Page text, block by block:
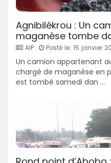
Agnibilékrou : Un
maganèse tombe
AIP Posté le: 15 janvier
Un camion appartenant
chargé de maganèse en
est tombé samedi dan ...